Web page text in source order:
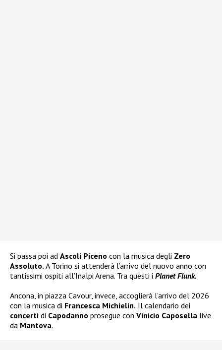
Si passa poi ad Ascoli Piceno con la musica degli Zero
Assoluto. A Torino si attenderà l’arrivo del nuovo anno con
tantissimi ospiti all’Inalpi Arena. Tra questi i Planet Flunk.
Ancona, in piazza Cavour, invece, accoglierà l’arrivo del 2026
con la musica di Francesca Michielin. Il calendario dei
concerti di Capodanno prosegue con Vinicio Caposella live
da Mantova.